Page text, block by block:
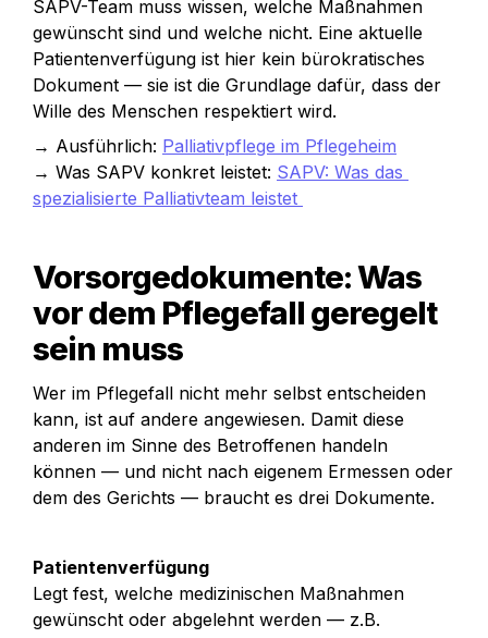
SAPV-Team muss wissen, welche Maßnahmen
gewünscht sind und welche nicht. Eine aktuelle
Patientenverfügung ist hier kein bürokratisches
Dokument — sie ist die Grundlage dafür, dass der
Wille des Menschen respektiert wird.
→ Ausführlich: Palliativpflege im Pflegeheim
→ Was SAPV konkret leistet: SAPV: Was das
spezialisierte Palliativteam leistet
Vorsorgedokumente: Was
vor dem Pflegefall geregelt
sein muss
Wer im Pflegefall nicht mehr selbst entscheiden
kann, ist auf andere angewiesen. Damit diese
anderen im Sinne des Betroffenen handeln
können — und nicht nach eigenem Ermessen oder
dem des Gerichts — braucht es drei Dokumente.
Patientenverfügung
Legt fest, welche medizinischen Maßnahmen
gewünscht oder abgelehnt werden — z.B.